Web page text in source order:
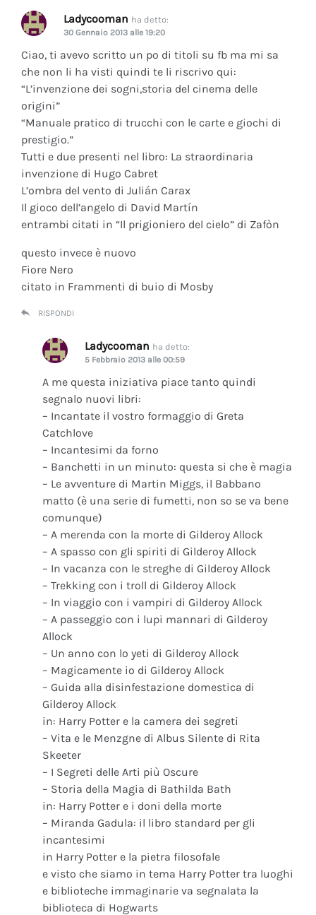
Ladycooman ha detto:
30 Gennaio 2013 alle 19:20
Ciao, ti avevo scritto un po di titoli su fb ma mi sa
che non li ha visti quindi te li riscrivo qui:
“L’invenzione dei sogni,storia del cinema delle
origini”
“Manuale pratico di trucchi con le carte e giochi di
prestigio.”
Tutti e due presenti nel libro: La straordinaria
invenzione di Hugo Cabret
L’ombra del vento di Julián Carax
Il gioco dell’angelo di David Martín
entrambi citati in “Il prigioniero del cielo” di Zafòn
questo invece è nuovo
Fiore Nero
citato in Frammenti di buio di Mosby
RISPONDI
Ladycooman ha detto:
5 Febbraio 2013 alle 00:59
A me questa iniziativa piace tanto quindi
segnalo nuovi libri:
– Incantate il vostro formaggio di Greta
Catchlove
– Incantesimi da forno
– Banchetti in un minuto: questa si che è magia
– Le avventure di Martin Miggs, il Babbano
matto (è una serie di fumetti, non so se va bene
comunque)
– A merenda con la morte di Gilderoy Allock
– A spasso con gli spiriti di Gilderoy Allock
– In vacanza con le streghe di Gilderoy Allock
– Trekking con i troll di Gilderoy Allock
– In viaggio con i vampiri di Gilderoy Allock
– A passeggio con i lupi mannari di Gilderoy
Allock
– Un anno con lo yeti di Gilderoy Allock
– Magicamente io di Gilderoy Allock
– Guida alla disinfestazione domestica di
Gilderoy Allock
in: Harry Potter e la camera dei segreti
– Vita e le Menzgne di Albus Silente di Rita
Skeeter
– I Segreti delle Arti più Oscure
– Storia della Magia di Bathilda Bath
in: Harry Potter e i doni della morte
– Miranda Gadula: il libro standard per gli
incantesimi
in Harry Potter e la pietra filosofale
e visto che siamo in tema Harry Potter tra luoghi
e biblioteche immaginarie va segnalata la
biblioteca di Hogwarts